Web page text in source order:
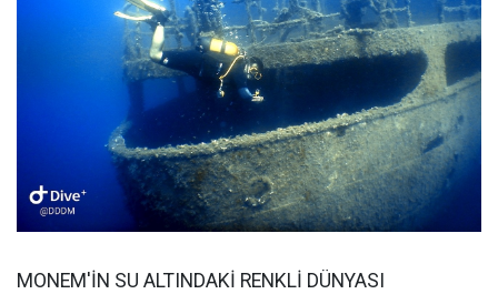
MONEM'İN SU ALTINDAKİ RENKLİ DÜNYASI